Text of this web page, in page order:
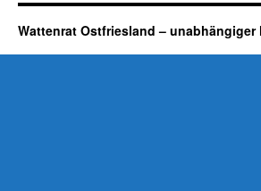
Wattenrat Ostfriesland –